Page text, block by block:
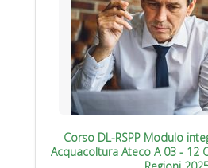
Corso DL-RSPP Modulo
Acquacoltura Ateco A 03 - 12